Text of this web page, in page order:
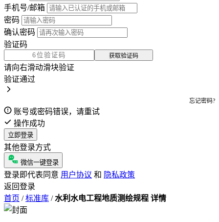
手机号/邮箱
密码
确认密码
验证码
获取验证码
请向右滑动滑块验证
验证通过
忘记密码?
账号或密码错误，请重试
操作成功
立即登录
其他登录方式
微信一键登录
登录即代表同意 用户协议 和 隐私政策
返回登录
首页 / 标准库 / 水利水电工程地质测绘规程 详情